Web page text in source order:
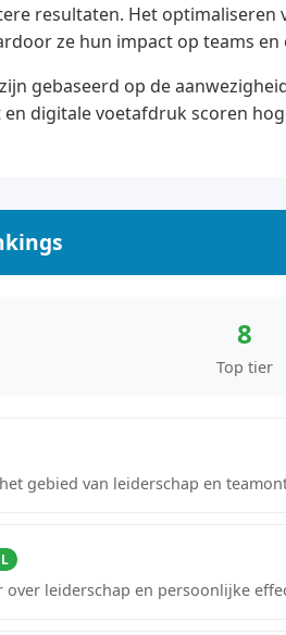
resultaten. Het
ze hun impact op teams
gebaseerd op de
digitale voetafdruk scoren
8
Top tier
gebied van leiderschap en
over leiderschap en persoonlijke